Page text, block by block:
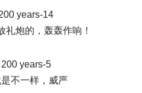
礼炮的，轰轰作响！
不一样，威严